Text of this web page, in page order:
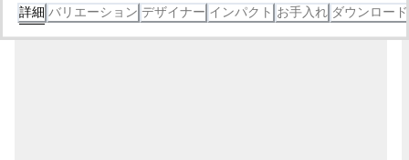
詳細 バリエーション デザイナー インパクト お手入れ ダウンロード